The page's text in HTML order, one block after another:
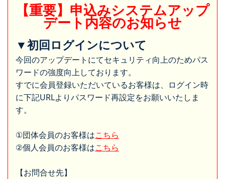
【重要】申込みシステムアップ
デート内容のお知らせ
▼初回ログインについて
今回のアップデートにてセキュリティ向上のためパス
ワードの強度向上しております。
すでに会員登録いただいているお客様は、ログイン時
に下記URLよりパスワード再設定をお願いいたしま
す。
①団体会員のお客様はこちら
②個人会員のお客様はこちら
【お問合せ先】